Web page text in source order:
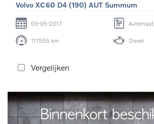
Volvo XC60 D4 (190) AUT Summum
03-05-2017 Automaat
117555 km Diesel
Vergelijken